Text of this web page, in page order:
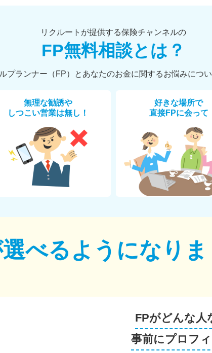
リクルートが提供する保険チャンネルの
FP無料相談とは？
プランナー（FP）とあなたのお金に関するお悩みにつ
無理な勧誘や
しつこい営業は無し！
好きな場所で
直接FPに会って
べるようになりま
FPがどんな人
事前にプロフ